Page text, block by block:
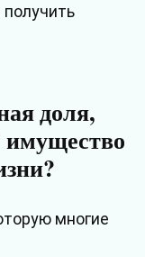
доля,
имущество
многие